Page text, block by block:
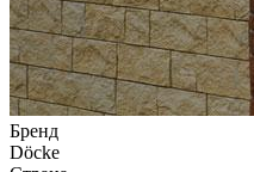
Бренд
Döcke